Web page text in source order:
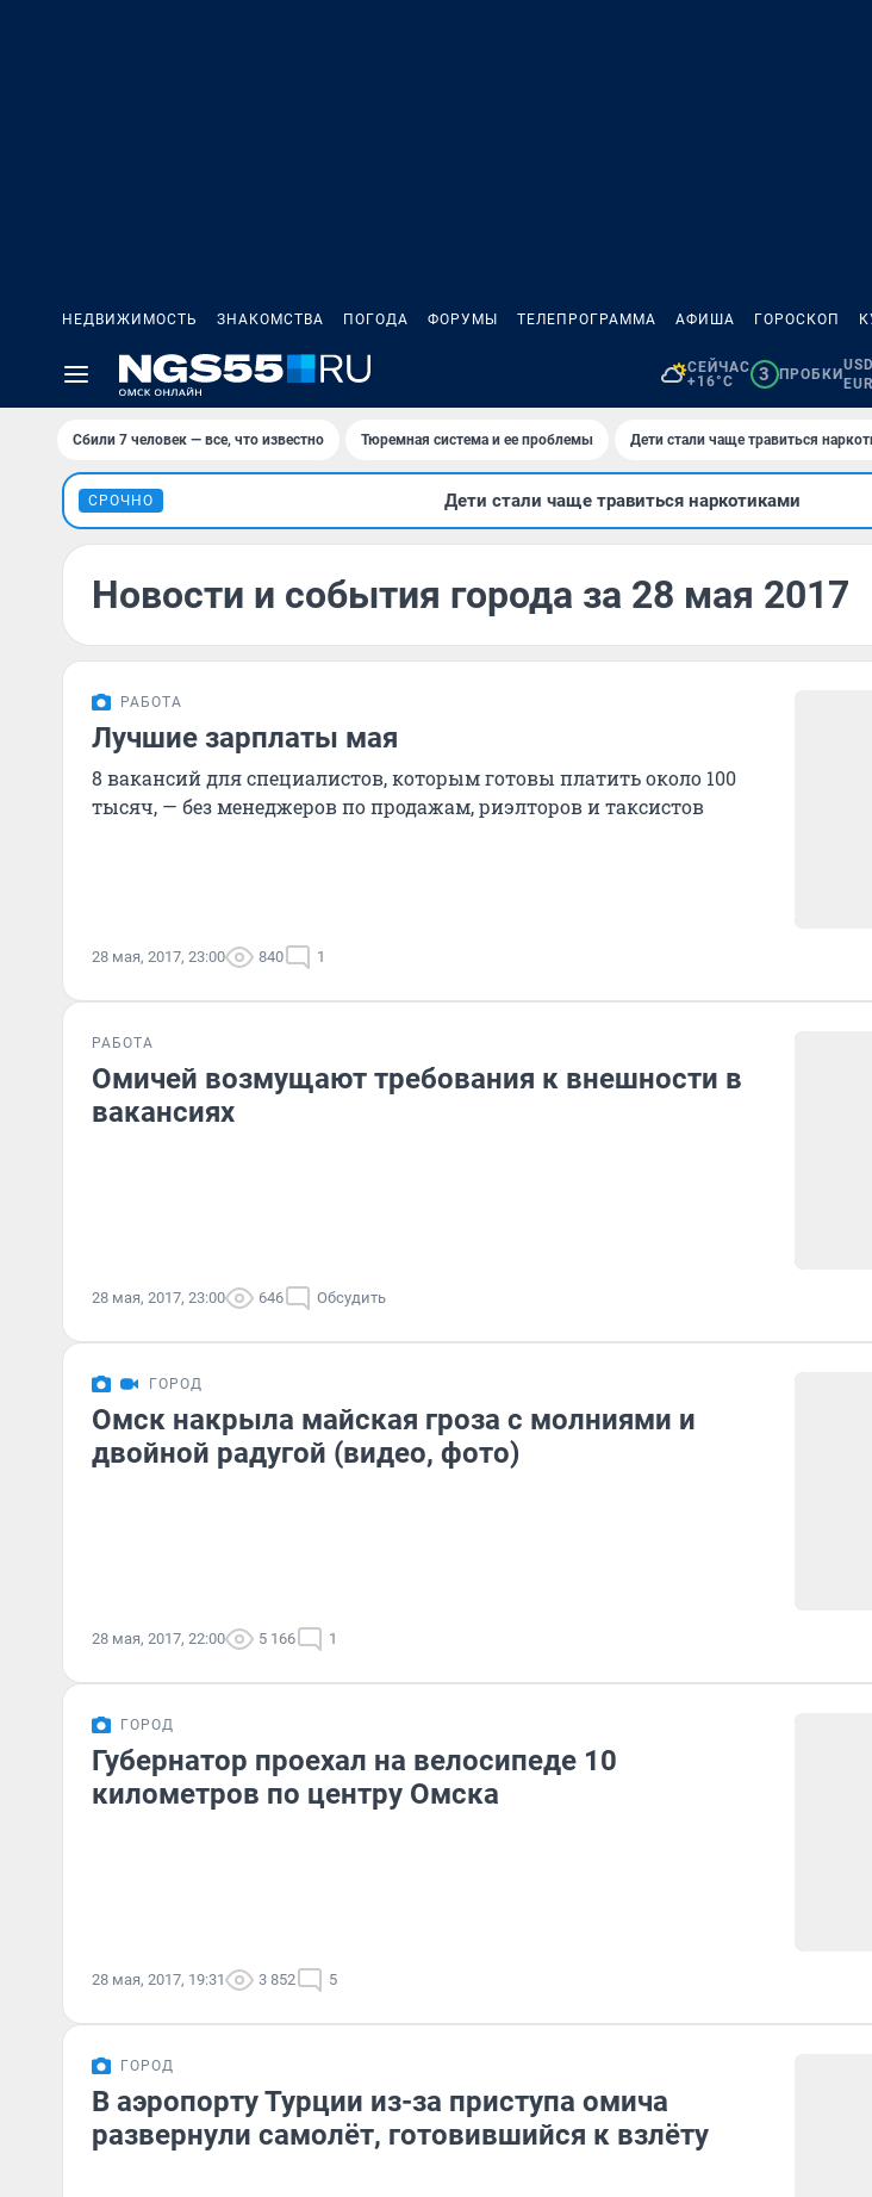
НЕДВИЖИМОСТЬ ЗНАКОМСТВА ПОГОДА ФОРУМЫ ТЕЛЕПРОГРАММА АФИША ГОРОСКОП
СЕЙЧАС
+16°C
3 ПРОБКИ
Сбили 7 человек — все, что известно Тюремная система и ее проблемы Дети стали чаще травиться
СРОЧНО Дети стали чаще травиться наркотиками
Новости и события города за 28 мая 2017
РАБОТА
Лучшие зарплаты мая
8 вакансий для специалистов, которым готовы платить около 100
тысяч, — без менеджеров по продажам, риэлторов и таксистов
28 мая, 2017, 23:00 840 1
РАБОТА
Омичей возмущают требования к внешности в
вакансиях
28 мая, 2017, 23:00 646 Обсудить
ГОРОД
Омск накрыла майская гроза с молниями и
двойной радугой (видео, фото)
28 мая, 2017, 22:00 5 166 1
ГОРОД
Губернатор проехал на велосипеде 10
километров по центру Омска
28 мая, 2017, 19:31 3 852 5
ГОРОД
В аэропорту Турции из-за приступа омича
развернули самолёт, готовившийся к взлёту